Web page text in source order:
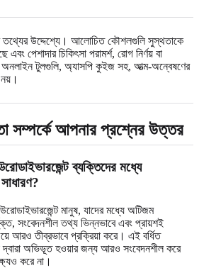
তথ্যের উদ্দেশ্যে। আলোচিত কৌশলগুলি সুস্থতাকে
পেশাদার চিকিৎসা পরামর্শ, রোগ নির্ণয় বা
অনলাইন টুলগুলি, অ্যাসপি কুইজ সহ, আত্ম-অন্বেষণের
সম্পর্কে আপনার প্রশ্নের উত্তর
ব্যক্তিদের মধ্যে
মানুষ, যাদের মধ্যে অটিজম
সংবেদনশীল তথ্য ভিন্নভাবে এবং প্রায়শই
আরও তীব্রভাবে প্রক্রিয়া করে। এই বর্ধিত
দ্বারা অভিভূত হওয়ার জন্য আরও সংবেদনশীল করে
করে না।